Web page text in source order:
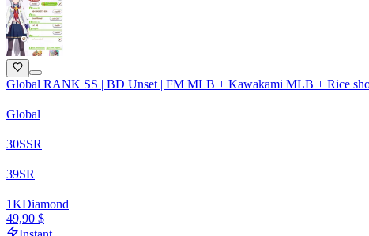
Global RANK SS | BD Unset | FM MLB + Kawakami MLB + Rice
Global
30SSR
39SR
1KDiamond
49,90 $